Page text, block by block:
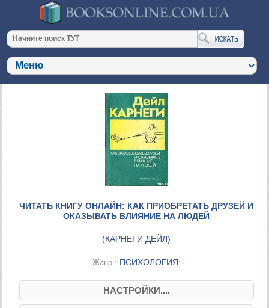
ЧИТАТЬ КНИГУ ОНЛАЙН: КАК ПРИОБРЕТАТЬ ДРУЗЕЙ И
ОКАЗЫВАТЬ ВЛИЯНИЕ НА ЛЮДЕЙ
(КАРНЕГИ ДЕЙЛ)
Жанр : ПСИХОЛОГИЯ;
НАСТРОЙКИ....